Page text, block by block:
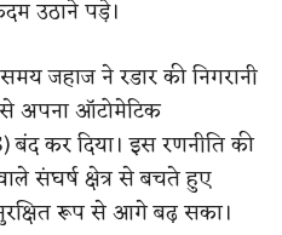
उठाने पड़े।
जहाज ने रडार की निगरानी
अपना ऑटोमेटिक
कर दिया। इस रणनीति की
संघर्ष क्षेत्र से बचते हुए
रूप से आगे बढ़ सका।